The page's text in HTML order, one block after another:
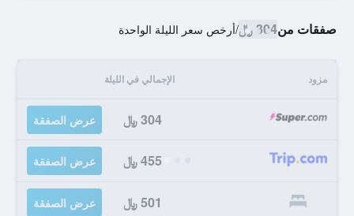
صفقات من304 ﷼ /أرخص سعر الليلة الواحدة
مزود الإجمالي في الليلة
304 ﷼ عرض الصفقة
455 ﷼ عرض الصفقة
501 ﷼ عرض الصفقة